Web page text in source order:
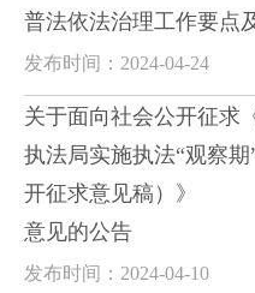
普法依法治理工作要点
发布时间：2024-04-24
关于面向社会公开征求
执法局实施执法“观察
开征求意见稿）》
意见的公告
发布时间：2024-04-10